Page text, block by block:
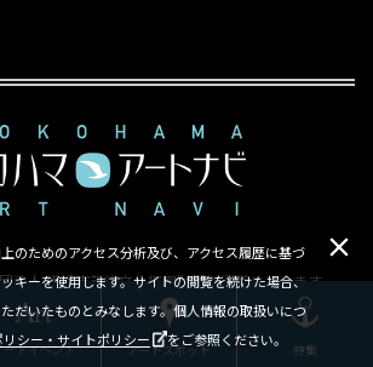
ートイベント アートスポット 特集
のためのアクセス分析及び、アクセス履歴に基づ
キーを使用します。サイトの閲覧を続けた場合、
だいたものとみなします。個人情報の取扱いにつ
シー・サイトポリシー をご参照ください。
法人 横浜市芸術文化振興財団が運営しています
Arts Foundation.All rights reserved.